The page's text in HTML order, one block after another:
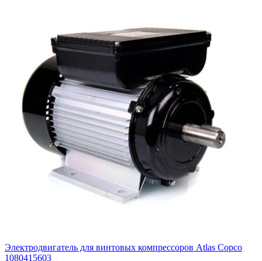
Электродвигатель для винтовых компрессоров Atlas Copco
1080415603